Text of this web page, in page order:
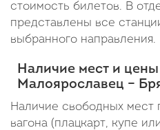
стоимость билетов. В
представлены все
выбранного направления.
Наличие мест и
Малоярославец –
Наличие свободных мест
вагона (плацкарт, купе